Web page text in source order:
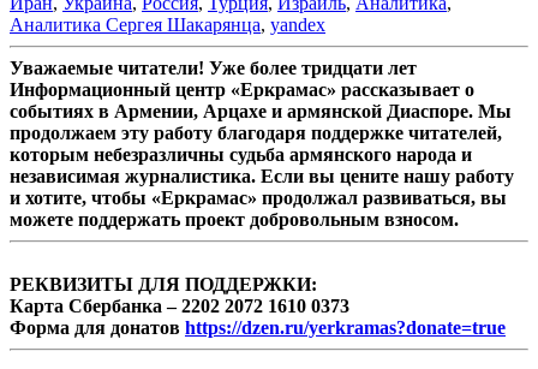
Аналитика Сергея Шакарянца, yandex
Уважаемые читатели! Уже более тридцати лет
Информационный центр «Еркрамас» рассказывает о
событиях в Армении, Арцахе и армянской Диаспоре. Мы
продолжаем эту работу благодаря поддержке читателей,
которым небезразличны судьба армянского народа и
независимая журналистика. Если вы цените нашу работу
и хотите, чтобы «Еркрамас» продолжал развиваться, вы
можете поддержать проект добровольным взносом.
РЕКВИЗИТЫ ДЛЯ ПОДДЕРЖКИ:
Карта Сбербанка – 2202 2072 1610 0373
Форма для донатов https://dzen.ru/yerkramas?donate=true